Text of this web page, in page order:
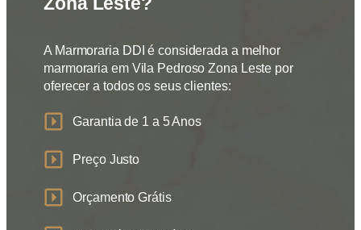
A Marmoraria DDI é considerada a melhor
marmoraria em Vila Pedroso Zona Leste por
oferecer a todos os seus clientes:
Garantia de 1 a 5 Anos
Preço Justo
Orçamento Grátis